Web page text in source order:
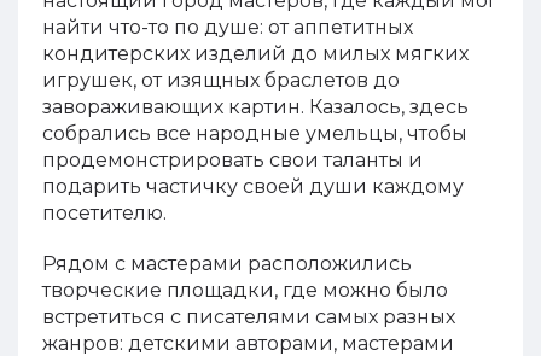
найти что-то по душе: от аппетитных
кондитерских изделий до милых мягких
игрушек, от изящных браслетов до
завораживающих картин. Казалось, здесь
собрались все народные умельцы, чтобы
продемонстрировать свои таланты и
подарить частичку своей души каждому
посетителю.
Рядом с мастерами расположились
творческие площадки, где можно было
встретиться с писателями самых разных
жанров: детскими авторами, мастерами